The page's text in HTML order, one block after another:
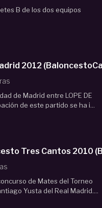
B de los dos equipos
CB TRES CANTOS Alevín 1º año Campeón Com.
de Madrid entre LOPE DE
de este partido se ha i...
Tres Cantos 2010
de Mates del Torneo
Yusta del Real Madrid....